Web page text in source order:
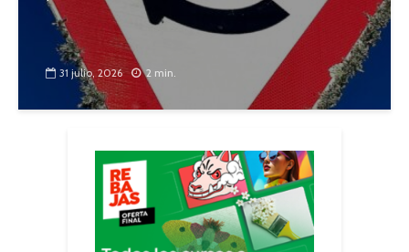
31 julio, 2026 2 min.